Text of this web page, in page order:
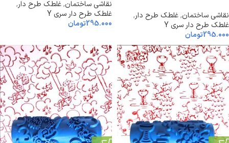
نقاشی ساختمان,غلطک طرح دار,
غلطک طرح دار سری Y
295.000تومان
نقاشی ساختمان,غلطک طرح دار,
غلطک طرح دار سری Y
295.000تومان